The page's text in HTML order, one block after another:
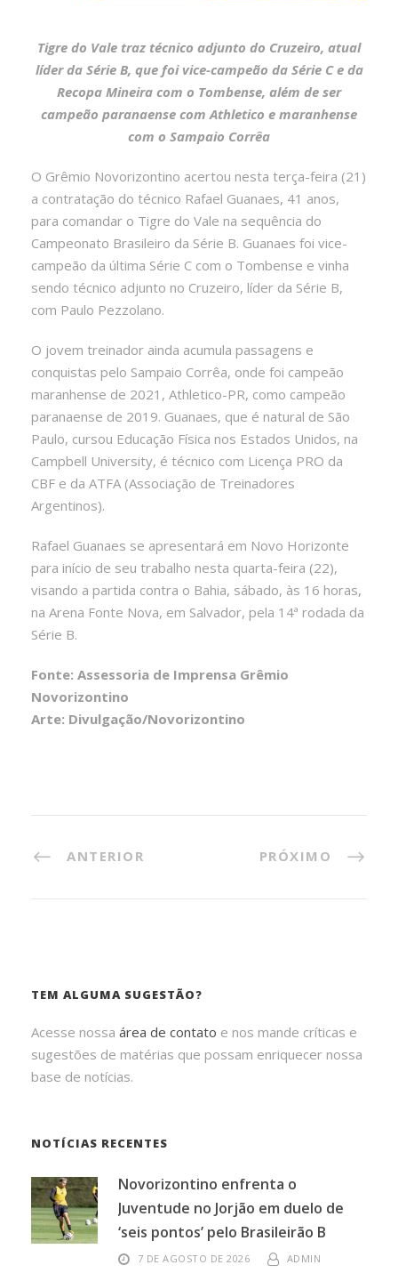
Tigre do Vale traz técnico adjunto do Cruzeiro, atual
líder da Série B, que foi vice-campeão da Série C e da
Recopa Mineira com o Tombense, além de ser
campeão paranaense com Athletico e maranhense
com o Sampaio Corrêa
O Grêmio Novorizontino acertou nesta terça-feira (21)
a contratação do técnico Rafael Guanaes, 41 anos,
para comandar o Tigre do Vale na sequência do
Campeonato Brasileiro da Série B. Guanaes foi vice-
campeão da última Série C com o Tombense e vinha
sendo técnico adjunto no Cruzeiro, líder da Série B,
com Paulo Pezzolano.
O jovem treinador ainda acumula passagens e
conquistas pelo Sampaio Corrêa, onde foi campeão
maranhense de 2021, Athletico-PR, como campeão
paranaense de 2019. Guanaes, que é natural de São
Paulo, cursou Educação Física nos Estados Unidos, na
Campbell University, é técnico com Licença PRO da
CBF e da ATFA (Associação de Treinadores
Argentinos).
Rafael Guanaes se apresentará em Novo Horizonte
para início de seu trabalho nesta quarta-feira (22),
visando a partida contra o Bahia, sábado, às 16 horas,
na Arena Fonte Nova, em Salvador, pela 14ª rodada da
Série B.
Fonte: Assessoria de Imprensa Grêmio
Novorizontino
Arte: Divulgação/Novorizontino
ANTERIOR PRÓXIMO
TEM ALGUMA SUGESTÃO?
Acesse nossa área de contato e nos mande críticas e
sugestões de matérias que possam enriquecer nossa
base de notícias.
NOTÍCIAS RECENTES
Novorizontino enfrenta o
Juventude no Jorjão em duelo de
‘seis pontos’ pelo Brasileirão B
7 DE AGOSTO DE 2026 ADMIN